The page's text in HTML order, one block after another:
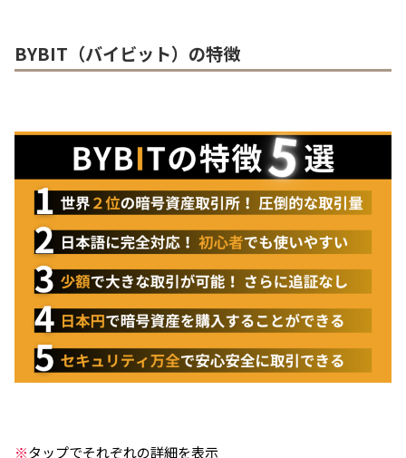
BYBIT（バイビット）の特徴
※タップでそれぞれの詳細を表示